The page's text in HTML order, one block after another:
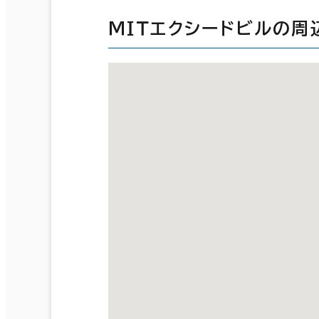
ＭＩＴエクシードビルの